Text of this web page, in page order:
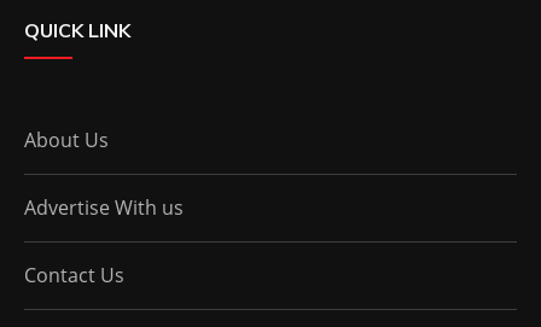
QUICK LINK
About Us
Advertise With us
Contact Us